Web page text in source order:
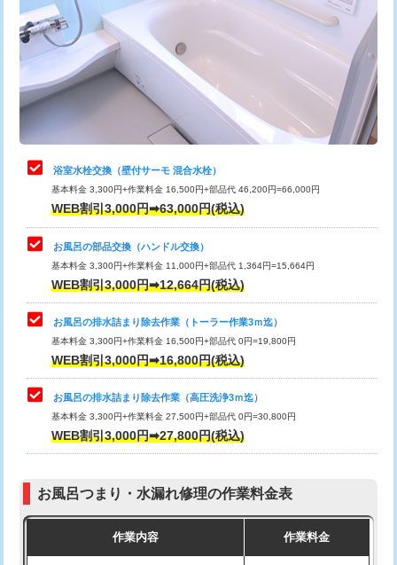
カメラ調査 33,000円
桝清掃 8,800円
止水・漏水調査・防水処理・清掃・修
理・調整・分解・加工など（軽作業）
止水・漏水調査・防水処理・清掃・修
理・調整・分解・加工など（中作業）
22,000円
止水・漏水調査・防水処理・清掃・修
理・調整・分解・加工など（重作業）
33,000円
トイレタンク脱着
トイレ便器脱着
タンクレストイレ脱着 33,000円
小便器トイレ脱着
その他部品の脱着 8,800円～
交換・取付（タンク）
交換・取付（普通便座） 11,000円+材料費
交換・取付（温水洗浄便座） 16,500円+材料費
浴室水栓交換（壁付サーモ 混合水栓）
基本料金 3,300円+作業料金 16,500円+部品代 46,200円=66,000円
WEB割引3,000円➡63,000円(税込)
お風呂の部品交換（ハンドル交換）
基本料金 3,300円+作業料金 11,000円+部品代 1,364円=15,664円
WEB割引3,000円➡12,664円(税込)
お風呂の排水詰まり除去作業（トーラー作業3ｍ迄）
基本料金 3,300円+作業料金 16,500円+部品代 0円=19,800円
WEB割引3,000円➡16,800円(税込)
お風呂の排水詰まり除去作業（高圧洗浄3ｍ迄）
基本料金 3,300円+作業料金 27,500円+部品代 0円=30,800円
WEB割引3,000円➡27,800円(税込)
お風呂つまり・水漏れ修理の作業料金表
作業内容 作業料金